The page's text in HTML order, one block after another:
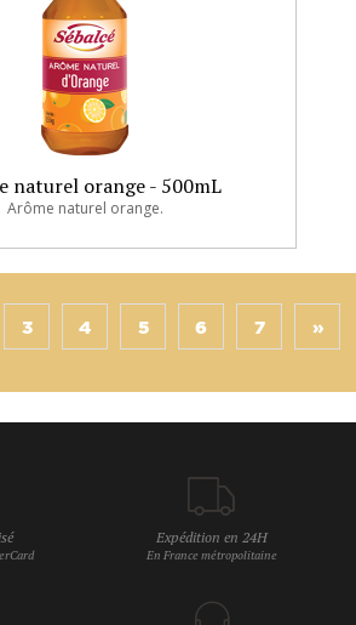
naturel orange - 500mL
Arôme naturel orange.
3 4 5 6 7 »
Expédition en 24H
En France métropolitaine